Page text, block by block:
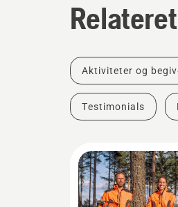
Aktiviteter og
Testimonials